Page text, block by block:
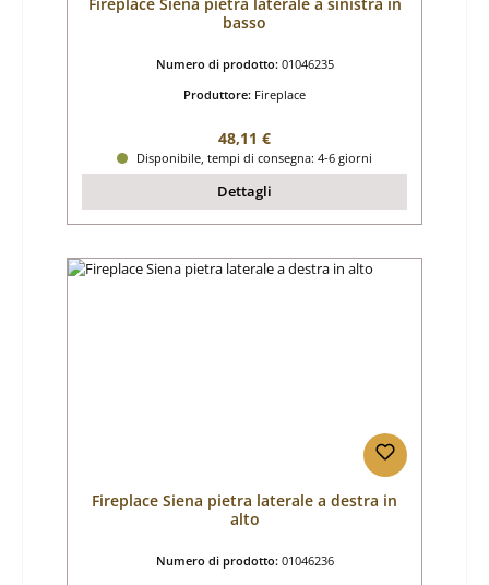
basso
Numero di prodotto: 01046235
Produttore: Fireplace
Prezzo normale:
48,11 €
Disponibile, tempi di consegna: 4-6 giorni
Dettagli
Fireplace Siena pietra laterale a destra in
alto
Numero di prodotto: 01046236